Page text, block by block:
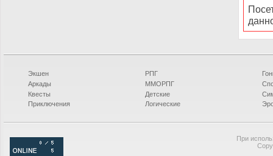
Экшен
Аркады
Квесты
Приключения
РПГ
ММОРПГ
Детские
Логические
При